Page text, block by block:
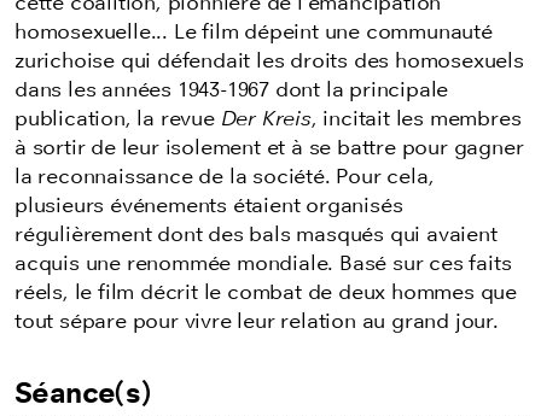
homosexuelle... Le film dépeint une communauté
zurichoise qui défendait les droits des homosexuels
dans les années 1943-1967 dont la principale
publication, la revue Der Kreis, incitait les membres
à sortir de leur isolement et à se battre pour gagner
la reconnaissance de la société. Pour cela,
plusieurs événements étaient organisés
régulièrement dont des bals masqués qui avaient
acquis une renommée mondiale. Basé sur ces faits
réels, le film décrit le combat de deux hommes que
tout sépare pour vivre leur relation au grand jour.
Séance(s)